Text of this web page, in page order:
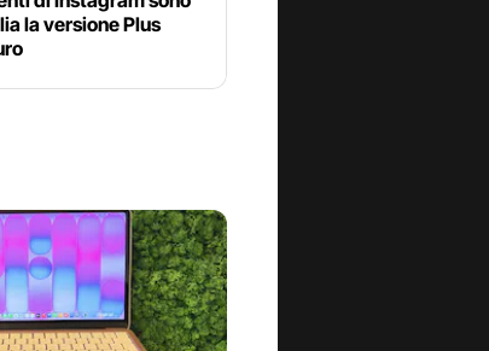
la versione Plus